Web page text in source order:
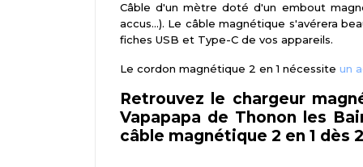
Câble d'un mètre doté d'un embout
accus...). Le câble magnétique s'avérera
fiches USB et Type-C de vos appareils.
Le cordon magnétique 2 en 1 nécessite un
Retrouvez le chargeur
Vapapapa de Thonon les
câble magnétique 2 en 1